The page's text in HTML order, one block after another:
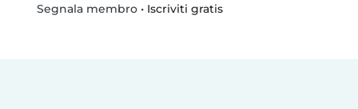
Segnala membro• Iscriviti gratis